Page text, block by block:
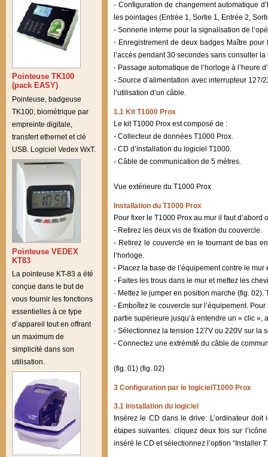
Pointeuse TK100
(pack EASY)
Pointeuse, badgeuse
TK100, biométrique par
empreinte digitale,
transfert ethernet et clé
USB. Logiciel Vedex WxT.
Pointeuse VEDEX
KT83
La pointeuse KT-83 a été
conçue dans le but de
vous fournir les fonctions
essentielles à ce type
d’appareil tout en offrant
un maximum de
simplicité dans son
utilisation.
- Configuration de changement automatique
les pointages (Entrée 1, Sortie 1, Entrée 2,
- Sonnerie interne pour la signalisation de
- Enregistrement de deux badges Maître
l’accès pendant 30 secondes sans consulter la
- Passage automatique de l’horloge à l’heure
- Source d’alimentation avec interrupteur 127/
l’utilisation d’un câble.
1.1 Kit T1000 Prox
Le kit T1000 Prox est composé de :
- Collecteur de données T1000 Prox.
- CD d’installation du logiciel T1000.
- Câble de communication de 5 mètres.
Vue extérieure du T1000 Prox
Installation du T1000 Prox
Pour fixer le T1000 Prox au mur il faut d’abord
- Retirez les deux vis de fixation du couvercle.
- Retirez le couvercle en le tournant de bas
l’horloge.
- Placez la base de l’équipement contre le
- Faites les trous dans le mur et mettez les
- Mettez le jumper en position marche (fig.
- Emboîtez le couvercle sur l’équipement.
partie supérieure jusqu’à entendre un « clic »,
- Sélectionnez la tension 127V ou 220V sur la
- Connectez une extrémité du câble de
(fig. 01) (fig. 02)
3 Configuration par le logicielT1000 Prox
3.1 Installation du logiciel
Insérez le CD dans le drive. L’ordinateur
étapes suivantes: cliquez deux fois sur
inséré le CD et sélectionnez l’option “Installer